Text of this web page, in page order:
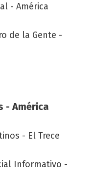
- América
de la Gente -
- América
- El Trece
Informativo -